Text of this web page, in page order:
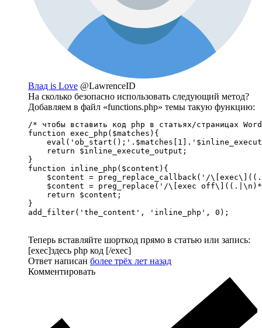
Влад is Love @LawrenceID
На сколько безопасно использовать следующий метод?
Добавляем в файл «functions.php» темы такую функцию:
/* чтобы вставить код php в статьях/страницах
function exec_php($matches){
    return $inline_execute_output;
}
function inline_php($content){
$content = preg_replace_callback('/
$content = preg_replace('/\[exec
    return $content;
}
add_filter('the_content', 'inline_php', 0);
Теперь вставляйте шорткод прямо в статью или запись:
[exec]здесь php код [/exec]
Ответ написан более трёх лет назад
Комментировать